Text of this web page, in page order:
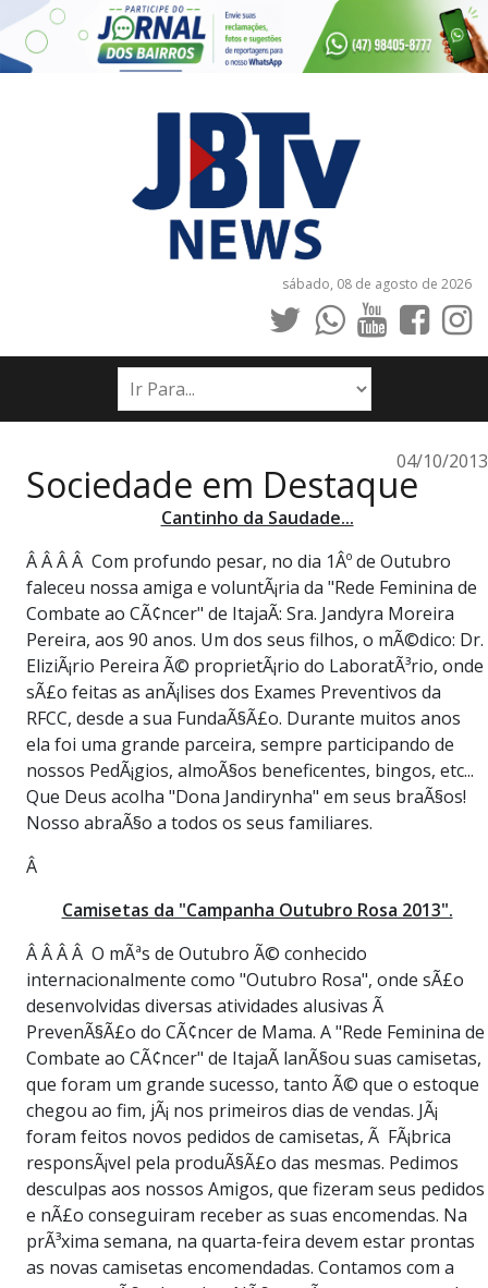
sábado, 08 de agosto de 2026
INÍCIO
NOTÍCIAS
PUBLICAÇÕES LEGAIS
04/10/2013
Sociedade em Destaque
Cantinho da Saudade...
Â Â Â Â Com profundo pesar, no dia 1Âº de Outubro
faleceu nossa amiga e voluntÃ¡ria da "Rede Feminina de
Combate ao CÃ¢ncer" de ItajaÃ­: Sra. Jandyra Moreira
Pereira, aos 90 anos. Um dos seus filhos, o mÃ©dico: Dr.
EliziÃ¡rio Pereira Ã© proprietÃ¡rio do LaboratÃ³rio, onde
sÃ£o feitas as anÃ¡lises dos Exames Preventivos da
RFCC, desde a sua FundaÃ§Ã£o. Durante muitos anos
ela foi uma grande parceira, sempre participando de
nossos PedÃ¡gios, almoÃ§os beneficentes, bingos, etc...
Que Deus acolha "Dona Jandirynha" em seus braÃ§os!
Nosso abraÃ§o a todos os seus familiares.
Â
Camisetas da "Campanha Outubro Rosa 2013".
Â Â Â Â O mÃªs de Outubro Ã© conhecido
internacionalmente como "Outubro Rosa", onde sÃ£o
desenvolvidas diversas atividades alusivas Ã
PrevenÃ§Ã£o do CÃ¢ncer de Mama. A "Rede Feminina de
Combate ao CÃ¢ncer" de ItajaÃ­ lanÃ§ou suas camisetas,
que foram um grande sucesso, tanto Ã© que o estoque
chegou ao fim, jÃ¡ nos primeiros dias de vendas. JÃ¡
foram feitos novos pedidos de camisetas, Ã FÃ¡brica
responsÃ¡vel pela produÃ§Ã£o das mesmas. Pedimos
desculpas aos nossos Amigos, que fizeram seus pedidos
e nÃ£o conseguiram receber as suas encomendas. Na
prÃ³xima semana, na quarta-feira devem estar prontas
as novas camisetas encomendadas. Contamos com a